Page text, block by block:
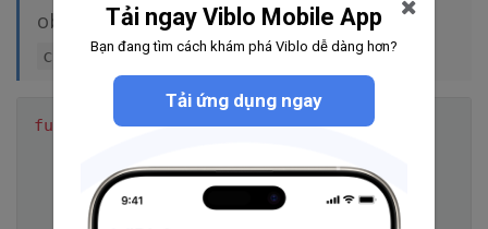
object. Tất cả các object đều có thuộc tính
constructor .
function Person(name) {
person );
Tải ngay Viblo Mobile App
Bạn đang tìm cách khám phá Viblo dễ dàng hơn?
Tải ứng dụng ngay